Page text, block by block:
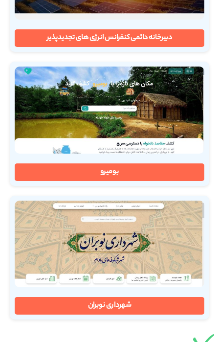
دبیرخانه دائمی کنفرانس انرژی های تجدیدپذیر
بومیرو
شهرداری نوبران